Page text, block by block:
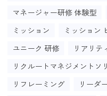
マネージャー研修 体験型
ミッション
ミッション
ユニーク 研修
リアリテ
リクルートマネジメントソ
リフレーミング
リーダ